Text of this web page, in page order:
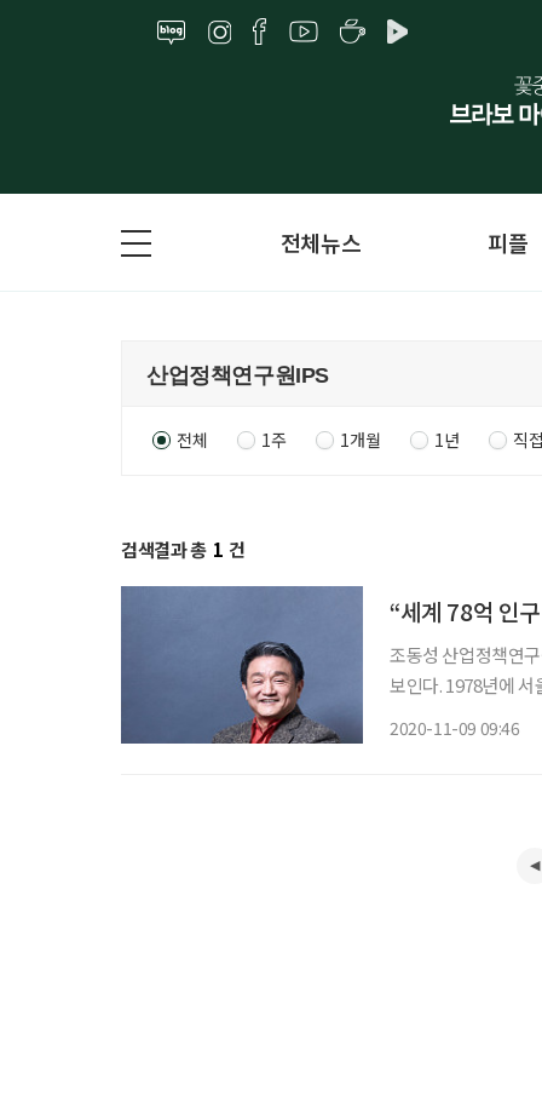
전체뉴스 피플
전체 1주 1개월 1년 직
검색결과 총 1 건
“세계 78억 인
조동성 산업정책연
보인다. 1978년에
2020-11-09 09:46